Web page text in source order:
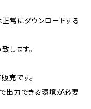
正常にダウンロードする
します。
売です。
出力できる環境が必要